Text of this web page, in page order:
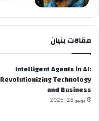
مقالات بنيان
Intelligent Agents in AI:
Revolutionizing Technology
and Business
يونيو 28, 2025